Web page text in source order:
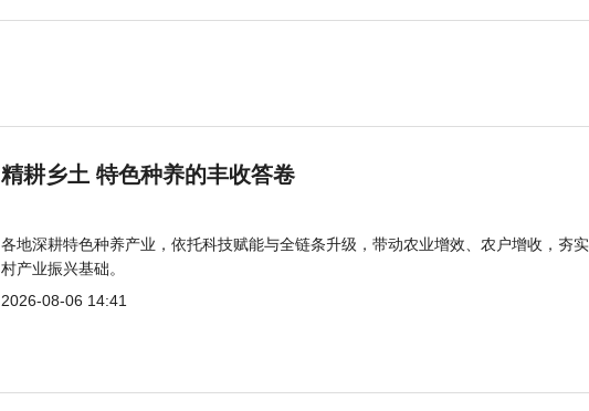
精耕乡土 特色种养的丰收答卷
各地深耕特色种养产业，依托科技赋能与全链条升级，带动农业增效、农户增收，夯
村产业振兴基础。
2026-08-06 14:41